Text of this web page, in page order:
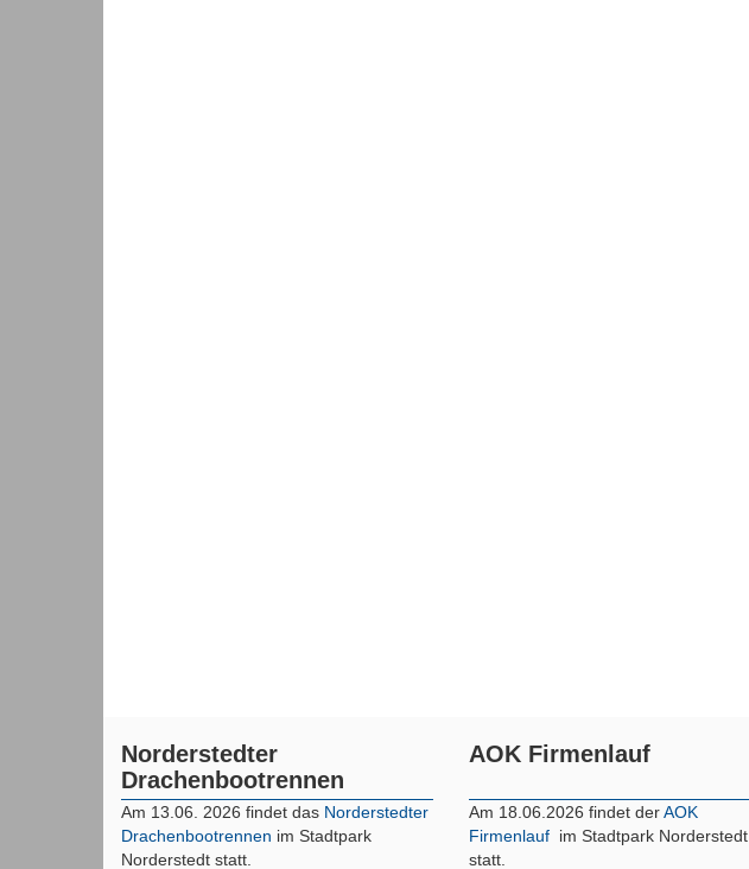
Norderstedter
Drachenbootrennen
Am 13.06. 2026 findet das Norderstedter
Drachenbootrennen im Stadtpark
Norderstedt statt.
AOK Firmenlauf
Am 18.06.2026 findet derAOK
Firmenlauf im Stadtpark Norderstedt
statt.